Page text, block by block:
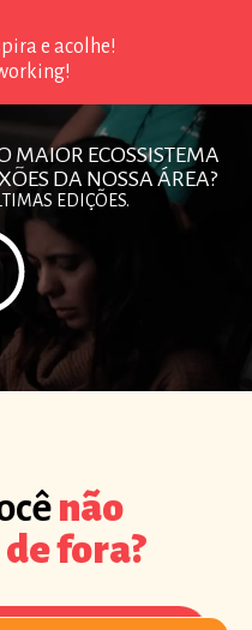
e acolhe!
MAIOR ECOSSISTEMA
DA NOSSA ÁREA?
EDIÇÕES.
não
fora?